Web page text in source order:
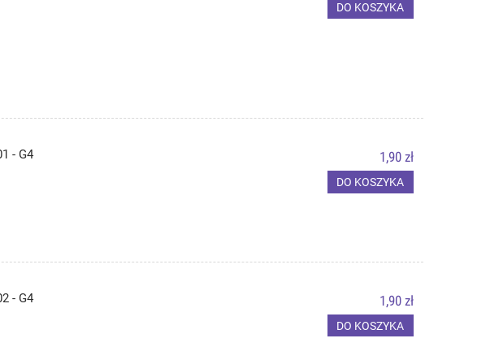
DO KOSZYKA
- G4 1,90 zł
DO KOSZYKA
- G4 1,90 zł
DO KOSZYKA